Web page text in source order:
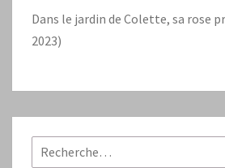
Dans le jardin de Colette, sa rose
2023)
Rechercher :